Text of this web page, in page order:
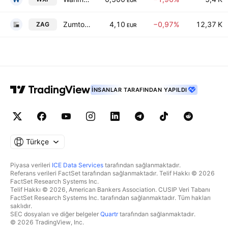
ZAG Zumtobel Group AG 4,10 EUR −0,97% 12,37 K
İNSANLAR TARAFINDAN YAPILDI
Türkçe
Piyasa verileri ICE Data Services tarafından sağlanmaktadır.
Referans verileri FactSet tarafından sağlanmaktadır. Telif Hakkı © 2026
FactSet Research Systems Inc.
Telif Hakkı © 2026, American Bankers Association. CUSIP Veri Tabanı
FactSet Research Systems Inc. tarafından sağlanmaktadır. Tüm hakları
saklıdır.
SEC dosyaları ve diğer belgeler Quartrtarafından sağlanmaktadır.
© 2026 TradingView, Inc.